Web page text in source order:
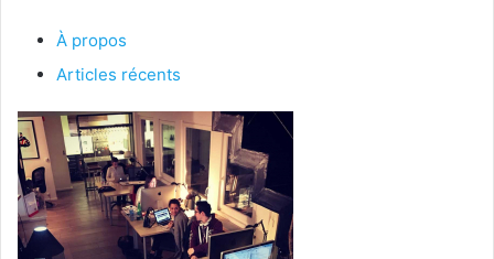
À propos
Articles récents